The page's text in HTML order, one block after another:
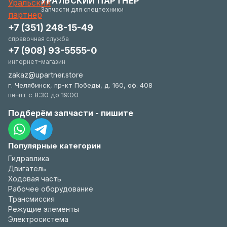
удобстве.Запчасти для спецтехники
Популярные категории
Гидравлика
Двигатель
Ходовая часть
Рабочее оборудование
Трансмиссия
Режущие элементы
Электросистема
+7 (351) 248-15-49
справочная служба
+7 (908) 93-5555-0
интернет-магазин
zakaz@upartner.store
г. Челябинск, пр-кт Победы, д. 160, оф. 408
пн–пт с 8:30 до 19:00
Подберём запчасти - пишите